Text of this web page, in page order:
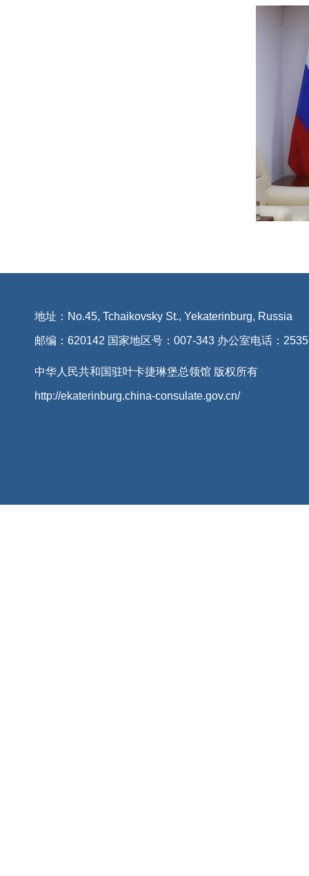
地址：No.45, Tchaikovsky St., Yekaterinburg, Russia
邮编：620142 国家地区号：007-343 办公室电话：
中华人民共和国驻叶卡捷琳堡总领馆 版权所有
http://ekaterinburg.china-consulate.gov.cn/